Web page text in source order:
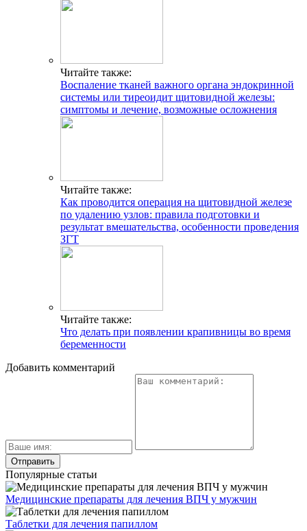
Читайте также:
Воспаление тканей важного органа эндокринной
системы или тиреоидит щитовидной железы:
симптомы и лечение, возможные осложнения
Читайте также:
Как проводится операция на щитовидной железе
по удалению узлов: правила подготовки и
результат вмешательства, особенности проведения
ЗГТ
Читайте также:
Что делать при появлении крапивницы во время
беременности
Добавить комментарий
Популярные статьи
Медицинские препараты для лечения ВПЧ у мужчин
Таблетки для лечения папиллом